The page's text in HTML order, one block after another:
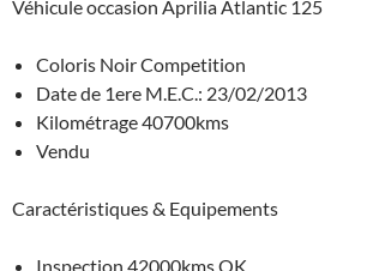
Véhicule occasion Aprilia Atlantic 125
Coloris Noir Competition
Date de 1ere M.E.C.: 23/02/2013
Kilométrage 40700kms
Vendu
Caractéristiques & Equipements
Inspection 42000kms OK